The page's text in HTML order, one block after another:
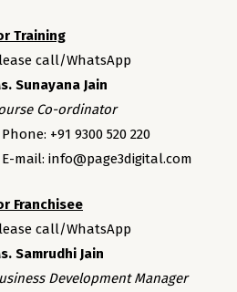
Training
call/WhatsApp
Sunayana Jain
Co-ordinator
Phone: +91 9300 520 220
E-mail: info@page3digital.com
Franchisee
call/WhatsApp
Samrudhi Jain
Development Manager